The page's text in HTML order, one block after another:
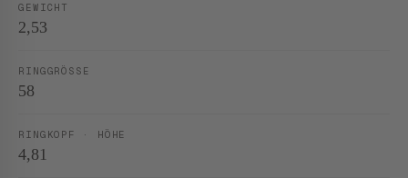
GEWICHT
2,53
RINGGRÖSSE
58
RINGKOPF · HÖHE
4,81